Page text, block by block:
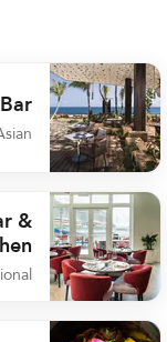
Posi+ivo Sand Bar
&
Bar & Kitchen